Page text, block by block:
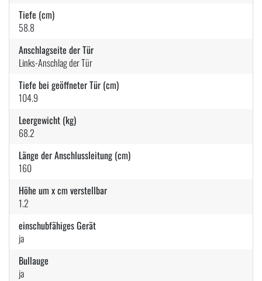
Tiefe (cm)
58.8
Anschlagseite der Tür
Links-Anschlag der Tür
Tiefe bei geöffneter Tür (cm)
104.9
Leergewicht (kg)
68.2
Länge der Anschlussleitung (cm)
160
Höhe um x cm verstellbar
1.2
einschubfähiges Gerät
ja
Bullauge
ja